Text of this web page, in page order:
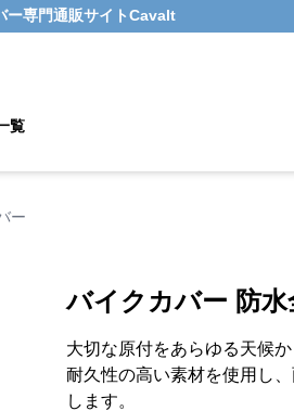
ー専門通販サイトCavalt
覧
ー
バイクカバー 防
大切な原付をあらゆる天候
耐久性の高い素材を使用し
します。